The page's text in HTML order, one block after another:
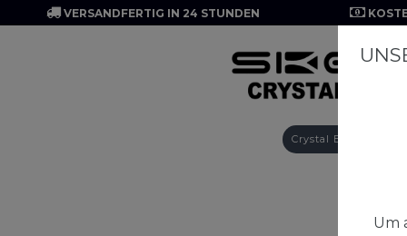
VERSANDFERTIG IN 24 STUNDEN
Crystal Edge 10K
Um